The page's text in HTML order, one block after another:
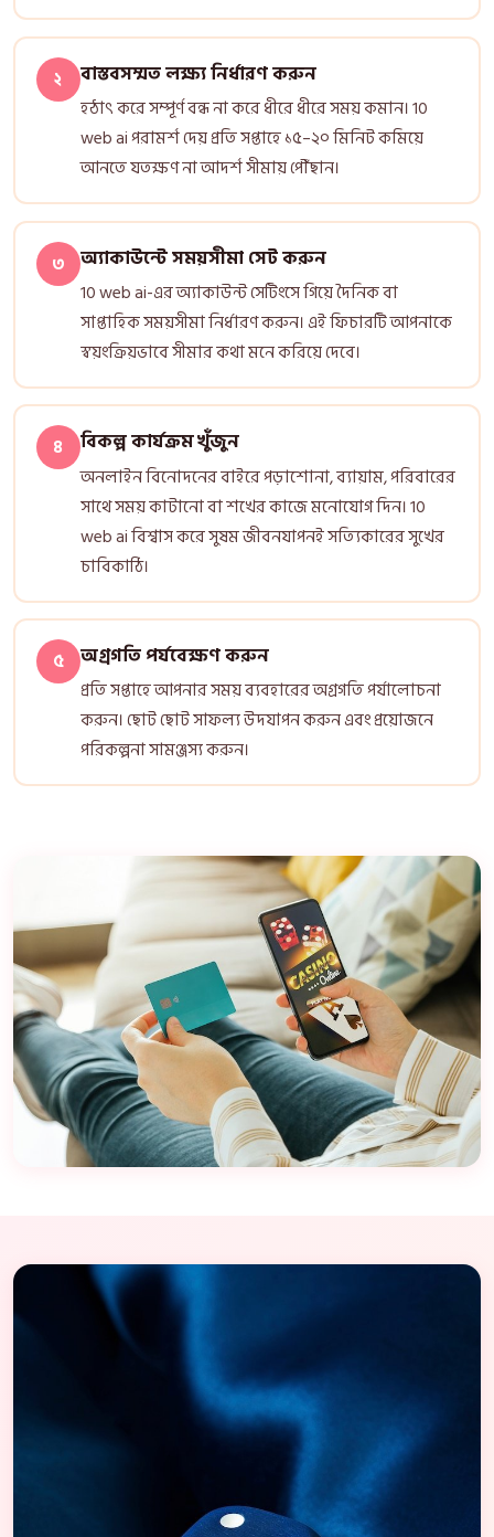
২ বাস্তবসম্মত লক্ষ্য নির্ধারণ করুন
হঠাৎ করে সম্পূর্ণ বন্ধ না করে ধীরে ধীরে সময় কমান। 10
web ai পরামর্শ দেয় প্রতি সপ্তাহে ১৫–২০ মিনিট কমিয়ে
আনতে যতক্ষণ না আদর্শ সীমায় পৌঁছান।
৩ অ্যাকাউন্টে সময়সীমা সেট করুন
10 web ai-এর অ্যাকাউন্ট সেটিংসে গিয়ে দৈনিক বা
সাপ্তাহিক সময়সীমা নির্ধারণ করুন। এই ফিচারটি আপনাকে
স্বয়ংক্রিয়ভাবে সীমার কথা মনে করিয়ে দেবে।
৪ বিকল্প কার্যক্রম খুঁজুন
অনলাইন বিনোদনের বাইরে পড়াশোনা, ব্যায়াম, পরিবারের
সাথে সময় কাটানো বা শখের কাজে মনোযোগ দিন। 10
web ai বিশ্বাস করে সুষম জীবনযাপনই সত্যিকারের সুখের
চাবিকাঠি।
৫ অগ্রগতি পর্যবেক্ষণ করুন
প্রতি সপ্তাহে আপনার সময় ব্যবহারের অগ্রগতি পর্যালোচনা
করুন। ছোট ছোট সাফল্য উদযাপন করুন এবং প্রয়োজনে
পরিকল্পনা সামঞ্জস্য করুন।